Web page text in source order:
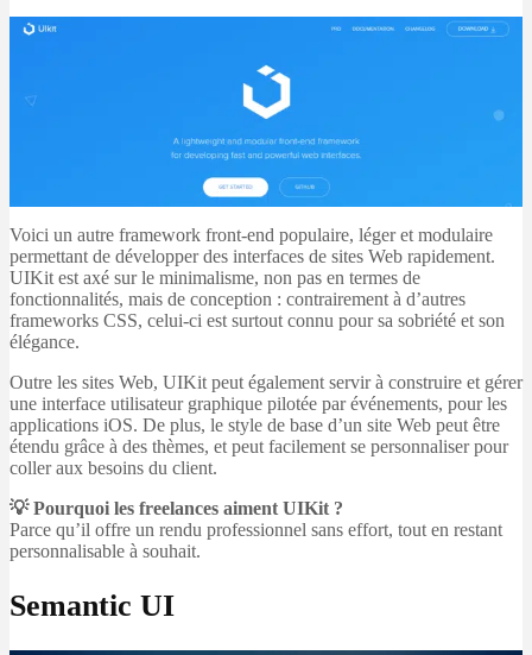
Voici un autre framework front-end populaire, léger et modulaire
permettant de développer des interfaces de sites Web rapidement.
UIKit est axé sur le minimalisme, non pas en termes de
fonctionnalités, mais de conception : contrairement à d’autres
frameworks CSS, celui-ci est surtout connu pour sa sobriété et son
élégance.
Outre les sites Web, UIKit peut également servir à construire et gérer
une interface utilisateur graphique pilotée par événements, pour les
applications iOS. De plus, le style de base d’un site Web peut être
étendu grâce à des thèmes, et peut facilement se personnaliser pour
coller aux besoins du client.
💡 Pourquoi les freelances aiment UIKit ?
Parce qu’il offre un rendu professionnel sans effort, tout en restant
personnalisable à souhait.
Semantic UI